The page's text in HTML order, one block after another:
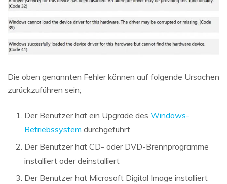
Die oben genannten Fehler können auf folgende Ursachen
zurückzuführen sein;
Der Benutzer hat ein Upgrade des Windows-
Betriebssystem durchgeführt
Der Benutzer hat CD- oder DVD-Brennprogramme
installiert oder deinstalliert
Der Benutzer hat Microsoft Digital Image installiert